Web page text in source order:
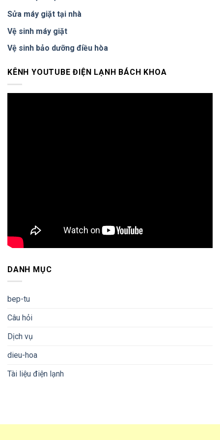
Sửa máy giặt tại nhà
Vệ sinh máy giặt
Vệ sinh bảo dưỡng điều hòa
KÊNH YOUTUBE ĐIỆN LẠNH BÁCH KHOA
DANH MỤC
bep-tu
Câu hỏi
Dịch vụ
dieu-hoa
Tài liệu điện lạnh